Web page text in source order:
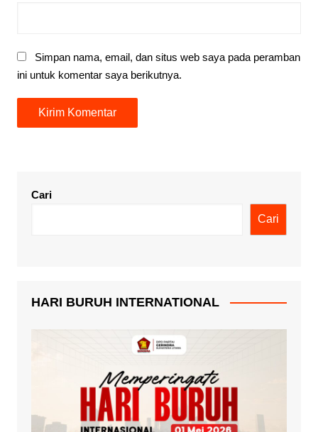
Simpan nama, email, dan situs web saya pada peramban
ini untuk komentar saya berikutnya.
Cari
Cari
HARI BURUH INTERNATIONAL